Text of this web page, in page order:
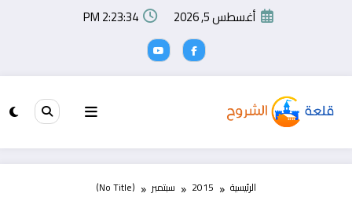
أغسطس 5, 2026 2:23:35 PM
الرئيسية 2015 سبتمبر (No Title)